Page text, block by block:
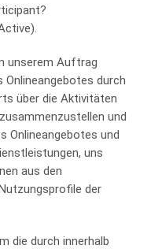
unserem Auftrag
Onlineangebotes durch
über die Aktivitäten
und
Onlineangebotes und
uns
aus den
der
die durch innerhalb